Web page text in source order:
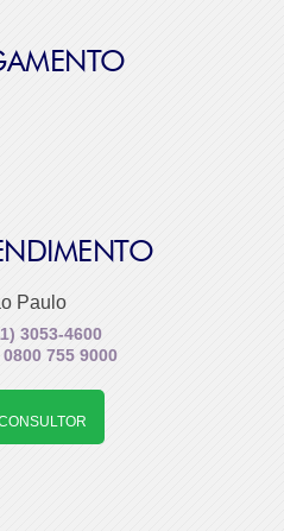
Paulo
3053-4600
755 9000